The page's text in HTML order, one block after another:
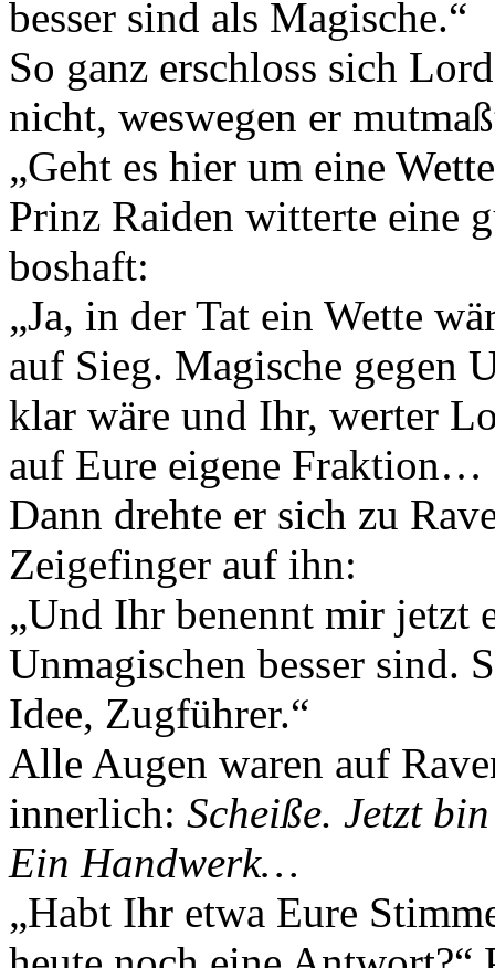
besser sind als Magische.“
So ganz erschloss sich
nicht, weswegen er
„Geht es hier um eine
Prinz Raiden witterte eine
boshaft:
„Ja, in der Tat ein Wette
auf Sieg. Magische gegen
klar wäre und Ihr, werter
auf Eure eigene Fraktion…
Dann drehte er sich zu
Zeigefinger auf ihn:
„Und Ihr benennt mir jetzt
Unmagischen besser sind.
Idee, Zugführer.“
Alle Augen waren auf
innerlich: Scheiße. Jetzt
Ein Handwerk…
„Habt Ihr etwa Eure